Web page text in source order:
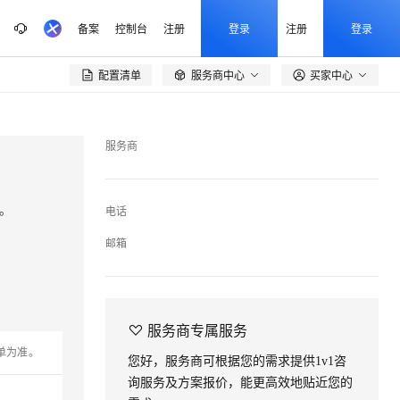
备案 控制台 注册 登录 注册 登录
配置清单  服务商中心 买家中心
准。
服务商
电话
邮箱
 服务商专属服务
您好，服务商可根据您的需求提供1v1咨
询服务及方案报价，能更高效地贴近您的